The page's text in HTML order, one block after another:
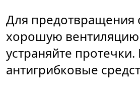
Для предотвращения
хорошую вентиляцию
устраняйте
антигрибковые